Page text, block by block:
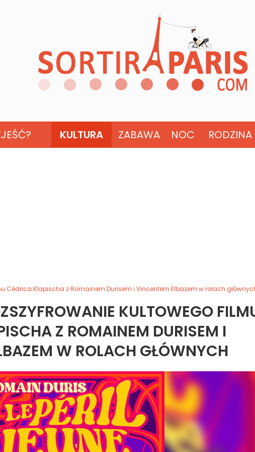
KULTURA ZABAWA NOC RODZINA
Cédrica Klapischa z Romainem Durisem i Vincentem Elbazem w rolach
KULTOWEGO
Z ROMAINEM DURISEM I
W ROLACH GŁÓWNYCH